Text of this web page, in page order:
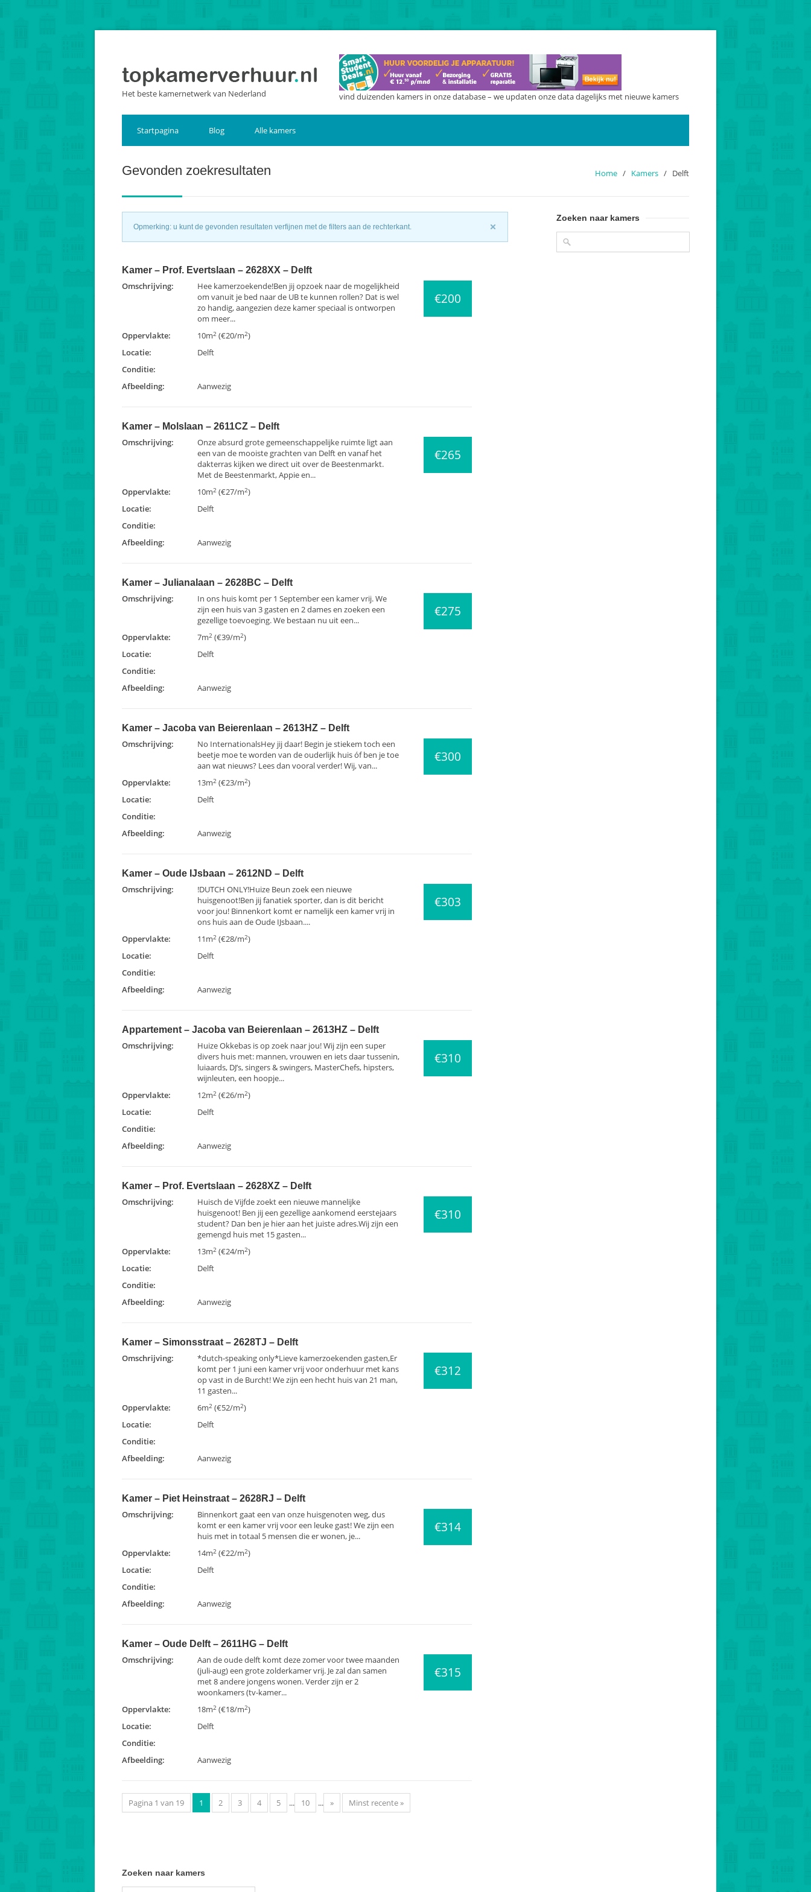
Het beste kamernetwerk van Nederland vind duizenden kamers in onze database – we updaten onze data dagelijks met nieuwe kamers
Startpagina Blog Alle kamers
Home / Kamers / Delft
Gevonden zoekresultaten
Opmerking: u kunt de gevonden resultaten verfijnen met de filters aan de rechterkant.
Kamer – Prof. Evertslaan – 2628XX – Delft
Omschrijving:
Hee kamerzoekende!Ben jij opzoek naar de mogelijkheid
om vanuit je bed naar de UB te kunnen rollen? Dat is wel
zo handig, aangezien deze kamer speciaal is ontworpen
om meer...
Oppervlakte:
10m2 (€20/m2)
Locatie:
Delft
Conditie:
Afbeelding:
Aanwezig
€200
Kamer – Molslaan – 2611CZ – Delft
Omschrijving:
Onze absurd grote gemeenschappelijke ruimte ligt aan
een van de mooiste grachten van Delft en vanaf het
dakterras kijken we direct uit over de Beestenmarkt.
Met de Beestenmarkt, Appie en...
Oppervlakte:
10m2 (€27/m2)
Locatie:
Delft
Conditie:
Afbeelding:
Aanwezig
€265
Kamer – Julianalaan – 2628BC – Delft
Omschrijving:
In ons huis komt per 1 September een kamer vrij. We
zijn een huis van 3 gasten en 2 dames en zoeken een
gezellige toevoeging. We bestaan nu uit een...
Oppervlakte:
7m2 (€39/m2)
Locatie:
Delft
Conditie:
Afbeelding:
Aanwezig
€275
Kamer – Jacoba van Beierenlaan – 2613HZ – Delft
Omschrijving:
No InternationalsHey jij daar! Begin je stiekem toch een
beetje moe te worden van de ouderlijk huis óf ben je toe
aan wat nieuws? Lees dan vooral verder! Wij, van...
Oppervlakte:
13m2 (€23/m2)
Locatie:
Delft
Conditie:
Afbeelding:
Aanwezig
€300
Kamer – Oude IJsbaan – 2612ND – Delft
Omschrijving:
!DUTCH ONLY!Huize Beun zoek een nieuwe
huisgenoot!Ben jij fanatiek sporter, dan is dit bericht
voor jou! Binnenkort komt er namelijk een kamer vrij in
ons huis aan de Oude IJsbaan....
Oppervlakte:
11m2 (€28/m2)
Locatie:
Delft
Conditie:
Afbeelding:
Aanwezig
€303
Appartement – Jacoba van Beierenlaan – 2613HZ – Delft
Omschrijving:
Huize Okkebas is op zoek naar jou! Wij zijn een super
divers huis met: mannen, vrouwen en iets daar tussenin,
luiaards, DJ’s, singers & swingers, MasterChefs, hipsters,
wijnleuten, een hoopje...
Oppervlakte:
12m2 (€26/m2)
Locatie:
Delft
Conditie:
Afbeelding:
Aanwezig
€310
Kamer – Prof. Evertslaan – 2628XZ – Delft
Omschrijving:
Huisch de Vijfde zoekt een nieuwe mannelijke
huisgenoot! Ben jij een gezellige aankomend eerstejaars
student? Dan ben je hier aan het juiste adres.Wij zijn een
gemengd huis met 15 gasten...
Oppervlakte:
13m2 (€24/m2)
Locatie:
Delft
Conditie:
Afbeelding:
Aanwezig
€310
Kamer – Simonsstraat – 2628TJ – Delft
Omschrijving:
*dutch-speaking only*Lieve kamerzoekenden gasten,Er
komt per 1 juni een kamer vrij voor onderhuur met kans
op vast in de Burcht! We zijn een hecht huis van 21 man,
11 gasten...
Oppervlakte:
6m2 (€52/m2)
Locatie:
Delft
Conditie:
Afbeelding:
Aanwezig
€312
Kamer – Piet Heinstraat – 2628RJ – Delft
Omschrijving:
Binnenkort gaat een van onze huisgenoten weg, dus
komt er een kamer vrij voor een leuke gast! We zijn een
huis met in totaal 5 mensen die er wonen, je...
Oppervlakte:
14m2 (€22/m2)
Locatie:
Delft
Conditie:
Afbeelding:
Aanwezig
€314
Kamer – Oude Delft – 2611HG – Delft
Omschrijving:
Aan de oude delft komt deze zomer voor twee maanden
(juli-aug) een grote zolderkamer vrij. Je zal dan samen
met 8 andere jongens wonen. Verder zijn er 2
woonkamers (tv-kamer...
Oppervlakte:
18m2 (€18/m2)
Locatie:
Delft
Conditie:
Afbeelding:
Aanwezig
€315
Pagina 1 van 19 1 2 3 4 5 ... 10 ... » Minst recente »
Zoeken naar kamers
Zoeken naar kamers